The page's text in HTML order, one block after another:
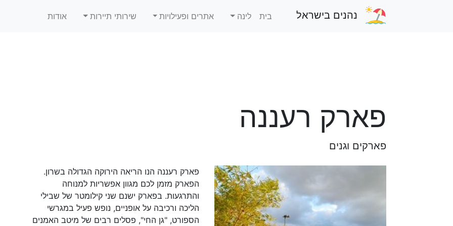
נהנים בישראל בית לינה אתרים ופעילויות שירותי תיירות אודות
פארק רעננה
פארקים וגנים
פארק רעננה הנו הריאה הירוקה הגדולה בשרון.
הפארק מזמן לכם מגוון אפשריות למנוחה
והתרגעות. בפארק ישנם שני קילומטר של שבילי
הליכה ורכיבה על אופניים, נופש פעיל במגרשי
הספורט, "גן החי", פסלים רבים של מיטב האמנים